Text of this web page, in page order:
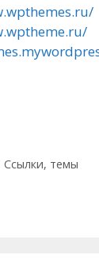
Ссылки, темы